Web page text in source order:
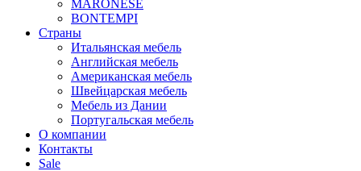
MARONESE
BONTEMPI
Страны
Итальянская мебель
Английская мебель
Американская мебель
Швейцарская мебель
Мебель из Дании
Португальская мебель
О компании
Контакты
Sale